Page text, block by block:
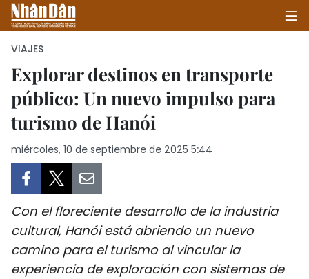
INICIO
POLÍTICA
SALUD - MEDIO AMBIENTE
CULTURA - ENTRETENIMIENTO
VIAJES
Explorar destinos en transporte
público: Un nuevo impulso para
turismo de Hanói
miércoles, 10 de septiembre de 2025 5:44
Con el floreciente desarrollo de la industria
cultural, Hanói está abriendo un nuevo
camino para el turismo al vincular la
experiencia de exploración con sistemas de